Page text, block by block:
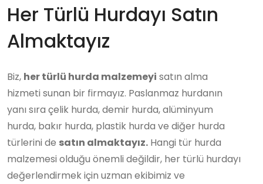
Her Türlü Hurdayı Satın
Almaktayız
Biz, her türlü hurda malzemeyi satın alma
hizmeti sunan bir firmayız. Paslanmaz hurdanın
yanı sıra çelik hurda, demir hurda, alüminyum
hurda, bakır hurda, plastik hurda ve diğer hurda
türlerini de satın almaktayız. Hangi tür hurda
malzemesi olduğu önemli değildir, her türlü hurdayı
değerlendirmek için uzman ekibimiz ve